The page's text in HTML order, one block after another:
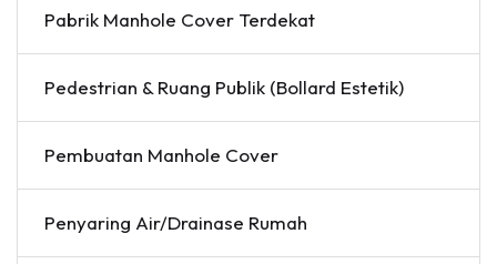
Pabrik Manhole Cover Terdekat
Pedestrian & Ruang Publik (Bollard Estetik)
Pembuatan Manhole Cover
Penyaring Air/Drainase Rumah